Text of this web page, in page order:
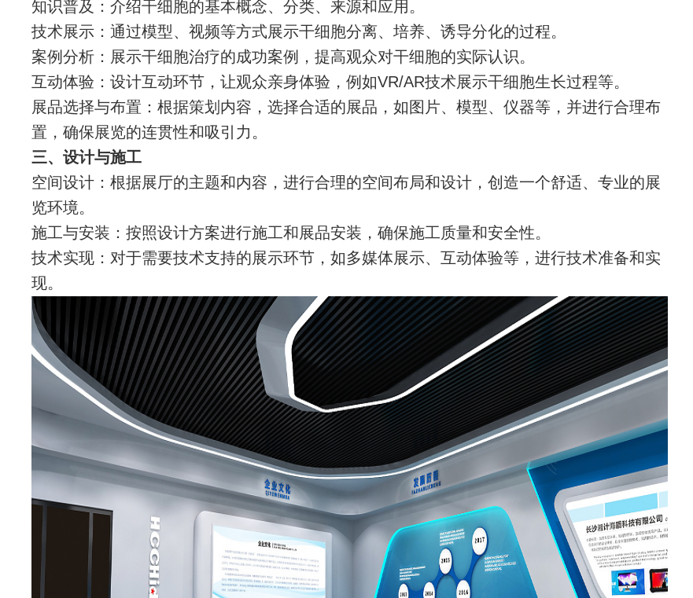
知识普及：介绍干细胞的基本概念、分类、来源和应用。
技术展示：通过模型、视频等方式展示干细胞分离、培养、诱导分化的过程。
案例分析：展示干细胞治疗的成功案例，提高观众对干细胞的实际认识。
互动体验：设计互动环节，让观众亲身体验，例如VR/AR技术展示干细胞生长过程等。
展品选择与布置：根据策划内容，选择合适的展品，如图片、模型、仪器等，并进行合理布
置，确保展览的连贯性和吸引力。
三、设计与施工
空间设计：根据展厅的主题和内容，进行合理的空间布局和设计，创造一个舒适、专业的展
览环境。
施工与安装：按照设计方案进行施工和展品安装，确保施工质量和安全性。
技术实现：对于需要技术支持的展示环节，如多媒体展示、互动体验等，进行技术准备和实
现。